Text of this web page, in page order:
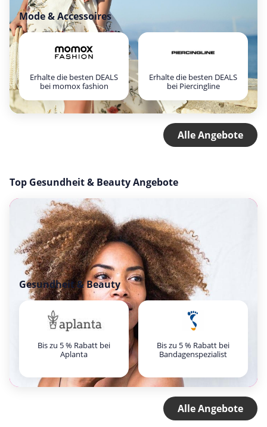
Mode & Accessoires
Erhalte die besten DEALS
bei momox fashion
Erhalte die besten DEALS
bei Piercingline
Alle Angebote
Top Gesundheit & Beauty Angebote
Gesundheit & Beauty
Bis zu 5 % Rabatt bei
Aplanta
Bis zu 5 % Rabatt bei
Bandagenspezialist
Alle Angebote